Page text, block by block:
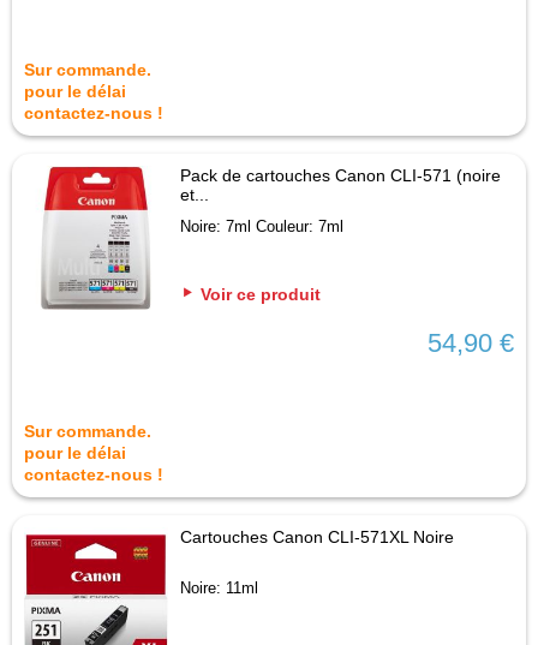
Sur commande.
pour le délai
contactez-nous !
Pack de cartouches Canon CLI-571 (noire
et...
Noire: 7ml Couleur: 7ml
Voir ce produit
54,90 €
Sur commande.
pour le délai
contactez-nous !
Cartouches Canon CLI-571XL Noire
Noire: 11ml